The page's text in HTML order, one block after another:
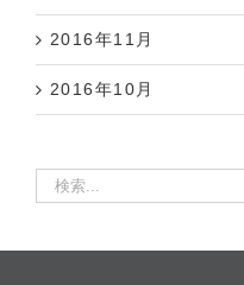
2016年11月
2016年10月
索